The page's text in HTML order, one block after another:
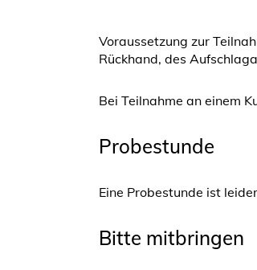
Voraussetzung zur
Rückhand, des
Bei Teilnahme an einem
Probestunde
Eine Probestunde ist
Bitte mitbringen